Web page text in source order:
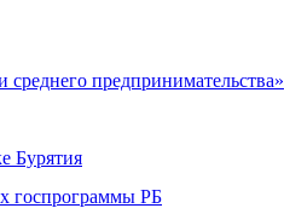
предпринимательства»
Бурятия
госпрограммы РБ